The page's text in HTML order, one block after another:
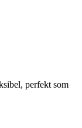
perfekt som